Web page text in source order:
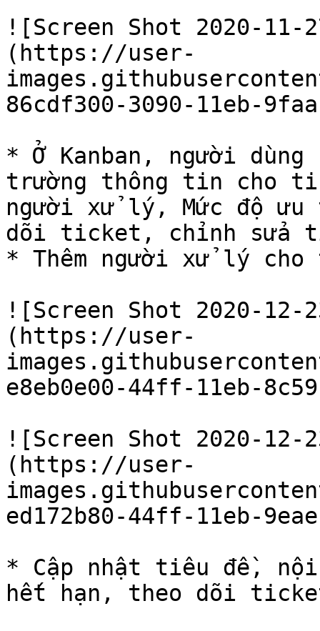
![Screen Shot 2020-
(https://user-
86cdf300-3090-11eb-
* Ở Kanban, người
trường thông tin cho
người xử lý, Mức độ ưu
dõi ticket, chỉnh sửa
* Thêm người xử lý
![Screen Shot 2020-
(https://user-
e8eb0e00-44ff-11eb-
![Screen Shot 2020-
(https://user-
ed172b80-44ff-11eb-
* Cập nhật tiêu đề,
hết hạn, theo dõi